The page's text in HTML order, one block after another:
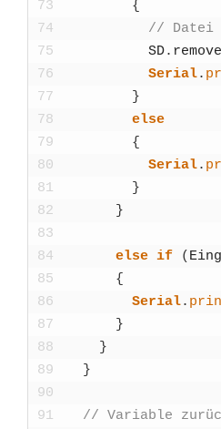
73
74
75
76
77
78
79
80
81
82
83
84
85
86
87
88
89
90
91
{
// Datei
SD. remo­ve
Seri­al.
}
else
{
Seri­al.
}
}
else if (
{
Seri­al.
}
}
}
// Varia­ble